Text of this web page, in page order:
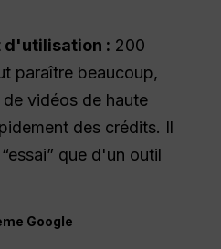
d'utilisation : 200
paraître beaucoup,
vidéos de haute
des crédits. Il
que d'un outil
Google